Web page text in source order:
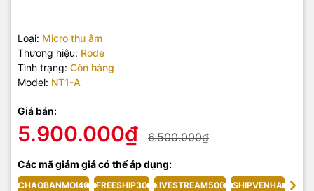
Loại: Micro thu âm
Thương hiệu: Rode
Tình trạng: Còn hàng
Model: NT1-A
Giá bán:
5.900.000₫ 6.500.000₫
Các mã giảm giá có thể áp dụng:
CHAOBANMOI40 FREESHIP30 LIVESTREAM500 SHIPVENHA